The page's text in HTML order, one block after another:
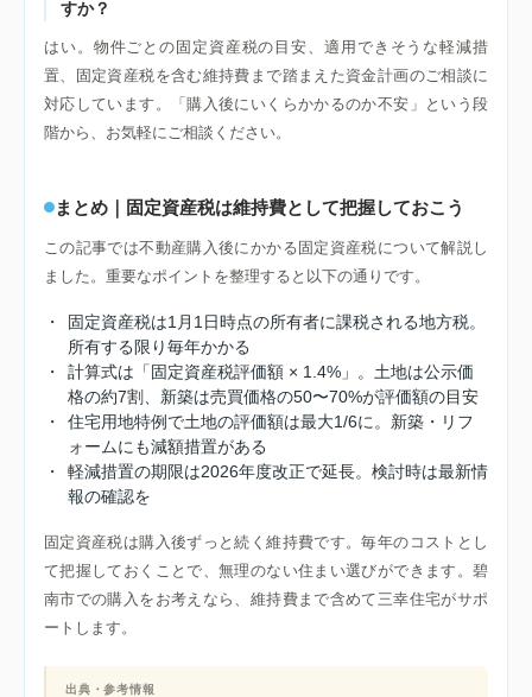
すか？
はい。物件ごとの固定資産税の目安、適用できそうな軽減措
置、固定資産税を含む維持費まで踏まえた資金計画のご相談に
対応しています。「購入後にいくらかかるのか不安」という段
階から、お気軽にご相談ください。
まとめ｜固定資産税は維持費として把握しておこう
この記事では不動産購入後にかかる固定資産税について解説し
ました。重要なポイントを整理すると以下の通りです。
・
固定資産税は1月1日時点の所有者に課税される地方税。
所有する限り毎年かかる
・
計算式は「固定資産税評価額 × 1.4%」。土地は公示価
格の約7割、新築は売買価格の50〜70%が評価額の目安
・
住宅用地特例で土地の評価額は最大1/6に。新築・リフ
ォームにも減額措置がある
・
軽減措置の期限は2026年度改正で延長。検討時は最新情
報の確認を
固定資産税は購入後ずっと続く維持費です。毎年のコストとし
て把握しておくことで、無理のない住まい選びができます。碧
南市での購入をお考えなら、維持費まで含めて三幸住宅がサポ
ートします。
出典・参考情報